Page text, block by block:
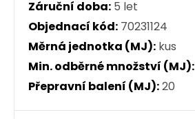
Záruční doba: 5 let
Objednací kód: 70231124
Měrná jednotka (MJ): kus
Min. odběrné množství (MJ):
Přepravní balení (MJ):20